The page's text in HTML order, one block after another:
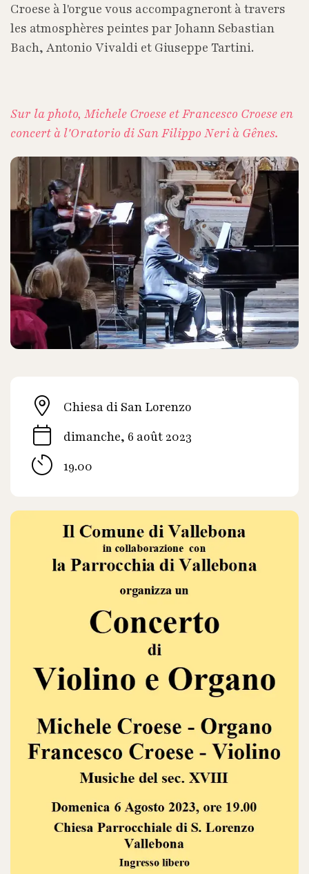
Croese à l'orgue vous accompagneront à travers
les atmosphères peintes par Johann Sebastian
Bach, Antonio Vivaldi et Giuseppe Tartini.
Sur la photo, Michele Croese et Francesco Croese en
concert à l'Oratorio di San Filippo Neri à Gênes.
Chiesa di San Lorenzo
dimanche, 6 août 2023
19.00